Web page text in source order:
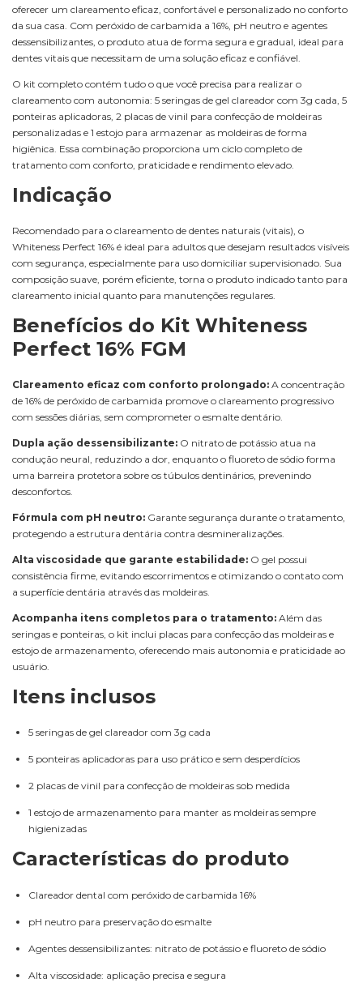
oferecer um clareamento eficaz, confortável e personalizado no conforto
da sua casa. Com peróxido de carbamida a 16%, pH neutro e agentes
dessensibilizantes, o produto atua de forma segura e gradual, ideal para
dentes vitais que necessitam de uma solução eficaz e confiável.
O kit completo contém tudo o que você precisa para realizar o
clareamento com autonomia: 5 seringas de gel clareador com 3g cada, 5
ponteiras aplicadoras, 2 placas de vinil para confecção de moldeiras
personalizadas e 1 estojo para armazenar as moldeiras de forma
higiênica. Essa combinação proporciona um ciclo completo de
tratamento com conforto, praticidade e rendimento elevado.
Indicação
Recomendado para o clareamento de dentes naturais (vitais), o
Whiteness Perfect 16% é ideal para adultos que desejam resultados visíveis
com segurança, especialmente para uso domiciliar supervisionado. Sua
composição suave, porém eficiente, torna o produto indicado tanto para
clareamento inicial quanto para manutenções regulares.
Benefícios do Kit Whiteness
Perfect 16% FGM
Clareamento eficaz com conforto prolongado: A concentração
de 16% de peróxido de carbamida promove o clareamento progressivo
com sessões diárias, sem comprometer o esmalte dentário.
Dupla ação dessensibilizante: O nitrato de potássio atua na
condução neural, reduzindo a dor, enquanto o fluoreto de sódio forma
uma barreira protetora sobre os túbulos dentinários, prevenindo
desconfortos.
Fórmula com pH neutro: Garante segurança durante o tratamento,
protegendo a estrutura dentária contra desmineralizações.
Alta viscosidade que garante estabilidade: O gel possui
consistência firme, evitando escorrimentos e otimizando o contato com
a superfície dentária através das moldeiras.
Acompanha itens completos para o tratamento: Além das
seringas e ponteiras, o kit inclui placas para confecção das moldeiras e
estojo de armazenamento, oferecendo mais autonomia e praticidade ao
usuário.
Itens inclusos
5 seringas de gel clareador com 3g cada
5 ponteiras aplicadoras para uso prático e sem desperdícios
2 placas de vinil para confecção de moldeiras sob medida
1 estojo de armazenamento para manter as moldeiras sempre
higienizadas
Características do produto
Clareador dental com peróxido de carbamida 16%
pH neutro para preservação do esmalte
Agentes dessensibilizantes: nitrato de potássio e fluoreto de sódio
Alta viscosidade: aplicação precisa e segura